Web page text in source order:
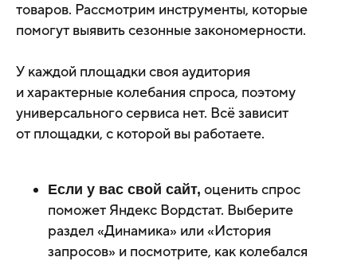
товаров. Рассмотрим инструменты, которые
помогут выявить сезонные закономерности.
У каждой площадки своя аудитория
и характерные колебания спроса, поэтому
универсального сервиса нет. Всё зависит
от площадки, с которой вы работаете.
Если у вас свой сайт, оценить спрос
поможет Яндекс Вордстат. Выберите
раздел «Динамика» или «История
запросов» и посмотрите, как колебался